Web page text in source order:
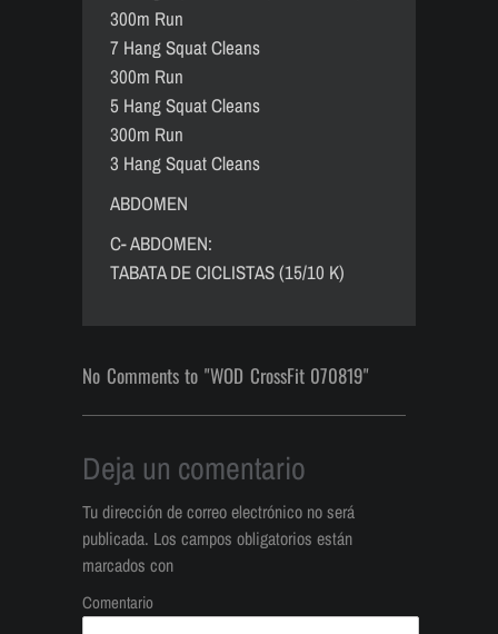
300m Run
7 Hang Squat Cleans
300m Run
5 Hang Squat Cleans
300m Run
3 Hang Squat Cleans
ABDOMEN
C- ABDOMEN:
TABATA DE CICLISTAS (15/10 K)
No Comments to "WOD CrossFit 070819"
Deja un comentario
Tu dirección de correo electrónico no será
publicada. Los campos obligatorios están
marcados con
Comentario